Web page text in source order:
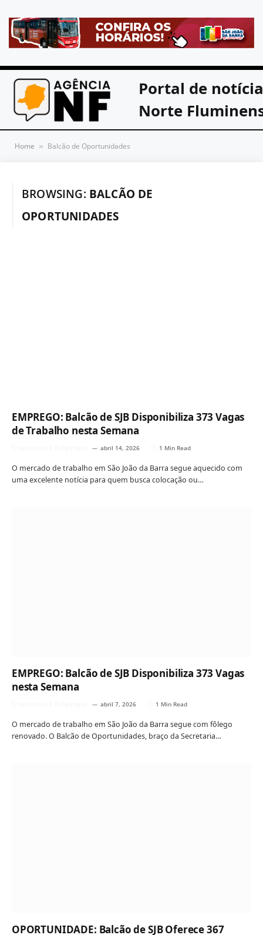
Portal de
Norte
Home » Balcão de Oportunidades
BROWSING: BALCÃO DE
OPORTUNIDADES
EMPREGO: Balcão de SJB Disponibiliza 373 Vagas
de Trabalho nesta Semana
abril 14, 2026 1 Min Read
O mercado de trabalho em São João da Barra segue aquecido com
uma excelente notícia para quem busca colocação ou…
EMPREGO: Balcão de SJB Disponibiliza 373 Vagas
nesta Semana
abril 7, 2026 1 Min Read
O mercado de trabalho em São João da Barra segue com fôlego
renovado. O Balcão de Oportunidades, braço da Secretaria…
OPORTUNIDADE: Balcão de SJB Oferece 367